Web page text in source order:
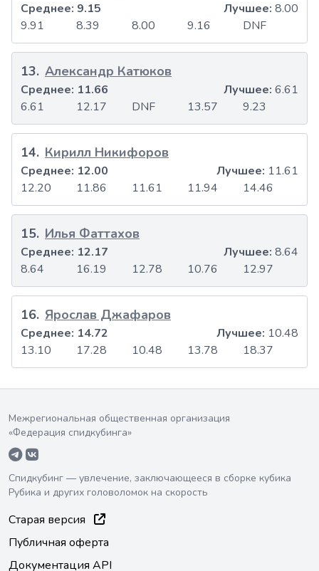
9.91 8.39 8.00 9.16 DNF
Среднее: 9.15 Лучшее: 8.00
13. Александр Катюков
6.61 12.17 DNF 13.57 9.23
Среднее: 11.66 Лучшее: 6.61
14. Кирилл Никифоров
12.20 11.86 11.61 11.94 14.46
Среднее: 12.00 Лучшее: 11.61
15. Илья Фаттахов
8.64 16.19 12.78 10.76 12.97
Среднее: 12.17 Лучшее: 8.64
16. Ярослав Джафаров
13.10 17.28 10.48 13.78 18.37
Среднее: 14.72 Лучшее: 10.48
Межрегиональная общественная организация
«Федерация спидкубинга»
Спидкубинг — увлечение, заключающееся в сборке кубика
Рубика и других головоломок на скорость
Старая версия
Публичная оферта
Документация API